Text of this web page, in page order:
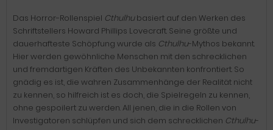
Das Horror-Rollenspiel Cthulhubasiert auf den Werken des
Schriftstellers Howard Phillips Lovecraft. Seine größte und
dauerhafteste Schöpfung wurde als Cthulhu-Mythos bekannt.
Hier werden gewöhnliche Menschen mit den schrecklichen
und fremdartigen Kräften des Unbekannten konfrontiert. So
gnädig es ist, die wahren Zusammenhänge der Realität nicht
zu kennen, so hilfreich ist es doch, die Spielregeln zu kennen,
ohne gespoilert zu werden. All jenen, die in die Rollen von
Investigatoren schlüpfen und sich dem schrecklichen Cthulhu-